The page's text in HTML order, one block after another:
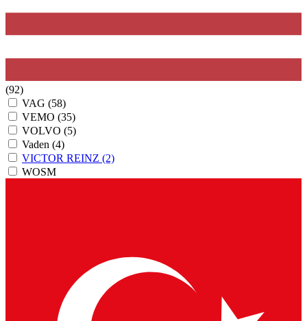
(92)
VAG (58)
VEMO (35)
VOLVO (5)
Vaden (4)
VICTOR REINZ (2)
WOSM